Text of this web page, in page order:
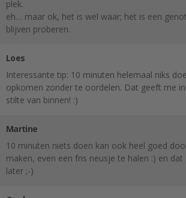
plek.
eh… maar ok, het is wel waar; het is een
blijven proberen.
Loes
Interessante tip: 10 minuten helemaal niks
opkomen zonder te oordelen. Dat geeft me
stilte van binnen! :)
Martine
10 minuten niets doen kan ook heel goed
maken, even een fris neusje te halen :) en
later ;-)